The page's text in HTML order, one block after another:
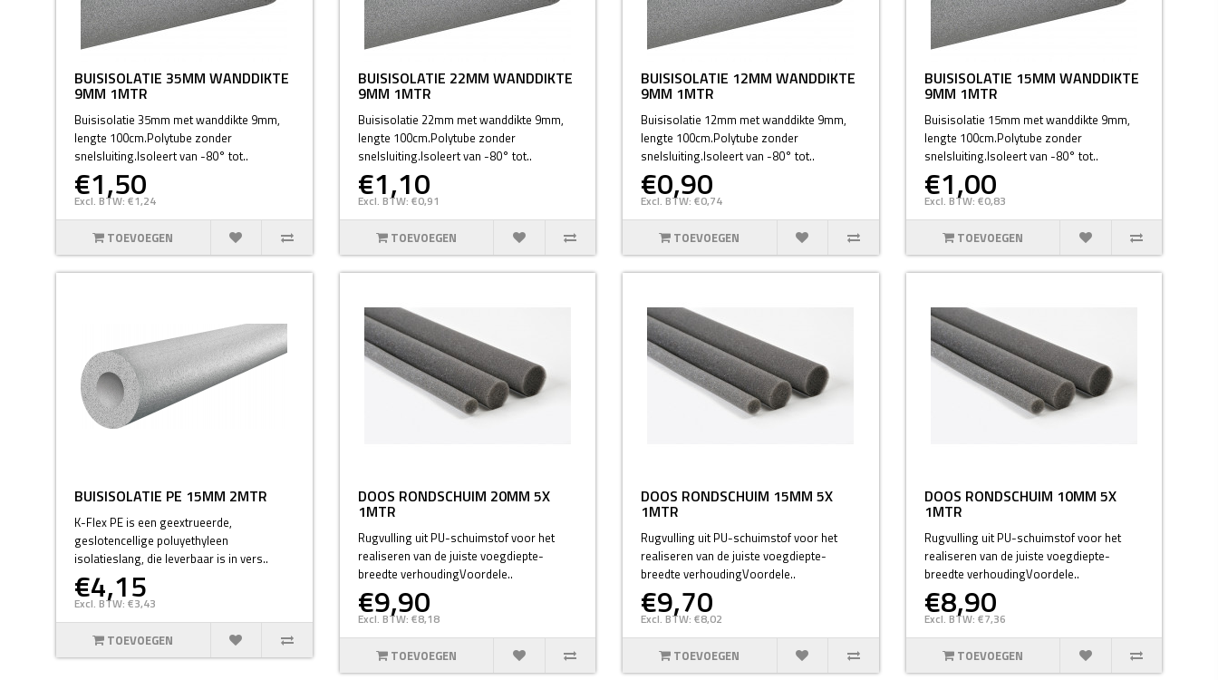
BUISISOLATIE 35MM WANDDIKTE
9MM 1MTR
Buisisolatie 35mm met wanddikte 9mm,
lengte 100cm.Polytube zonder
snelsluiting.Isoleert van -80° tot..
€1,50
Excl. BTW: €1,24
TOEVOEGEN
BUISISOLATIE 22MM WANDDIKTE
9MM 1MTR
Buisisolatie 22mm met wanddikte 9mm,
lengte 100cm.Polytube zonder
snelsluiting.Isoleert van -80° tot..
€1,10
Excl. BTW: €0,91
TOEVOEGEN
BUISISOLATIE 12MM WANDDIKTE
9MM 1MTR
Buisisolatie 12mm met wanddikte 9mm,
lengte 100cm.Polytube zonder
snelsluiting.Isoleert van -80° tot..
€0,90
Excl. BTW: €0,74
TOEVOEGEN
BUISISOLATIE 15MM WANDDIKTE
9MM 1MTR
Buisisolatie 15mm met wanddikte 9mm,
lengte 100cm.Polytube zonder
snelsluiting.Isoleert van -80° tot..
€1,00
Excl. BTW: €0,83
TOEVOEGEN
BUISISOLATIE PE 15MM 2MTR
K-Flex PE is een geextrueerde,
geslotencellige poluyethyleen
isolatieslang, die leverbaar is in vers..
€4,15
Excl. BTW: €3,43
TOEVOEGEN
DOOS RONDSCHUIM 20MM 5X
1MTR
Rugvulling uit PU-schuimstof voor het
realiseren van de juiste voegdiepte-
breedte verhoudingVoordele..
€9,90
Excl. BTW: €8,18
TOEVOEGEN
DOOS RONDSCHUIM 15MM 5X
1MTR
Rugvulling uit PU-schuimstof voor het
realiseren van de juiste voegdiepte-
breedte verhoudingVoordele..
€9,70
Excl. BTW: €8,02
TOEVOEGEN
DOOS RONDSCHUIM 10MM 5X
1MTR
Rugvulling uit PU-schuimstof voor het
realiseren van de juiste voegdiepte-
breedte verhoudingVoordele..
€8,90
Excl. BTW: €7,36
TOEVOEGEN